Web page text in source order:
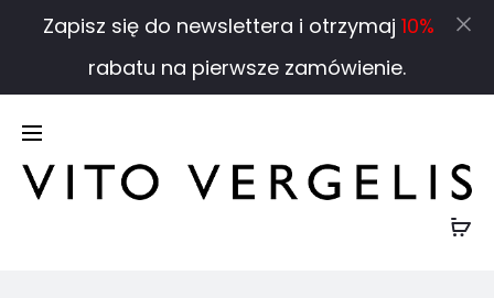
Zapisz się do newslettera i otrzymaj 10%
rabatu na pierwsze zamówienie.